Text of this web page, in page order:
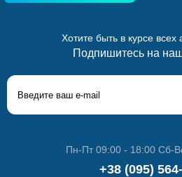
Хотите быть в курсе всех
Подпишитесь на
Пн-Пт 09:00 - 18:00 Сб-
+38 (095)